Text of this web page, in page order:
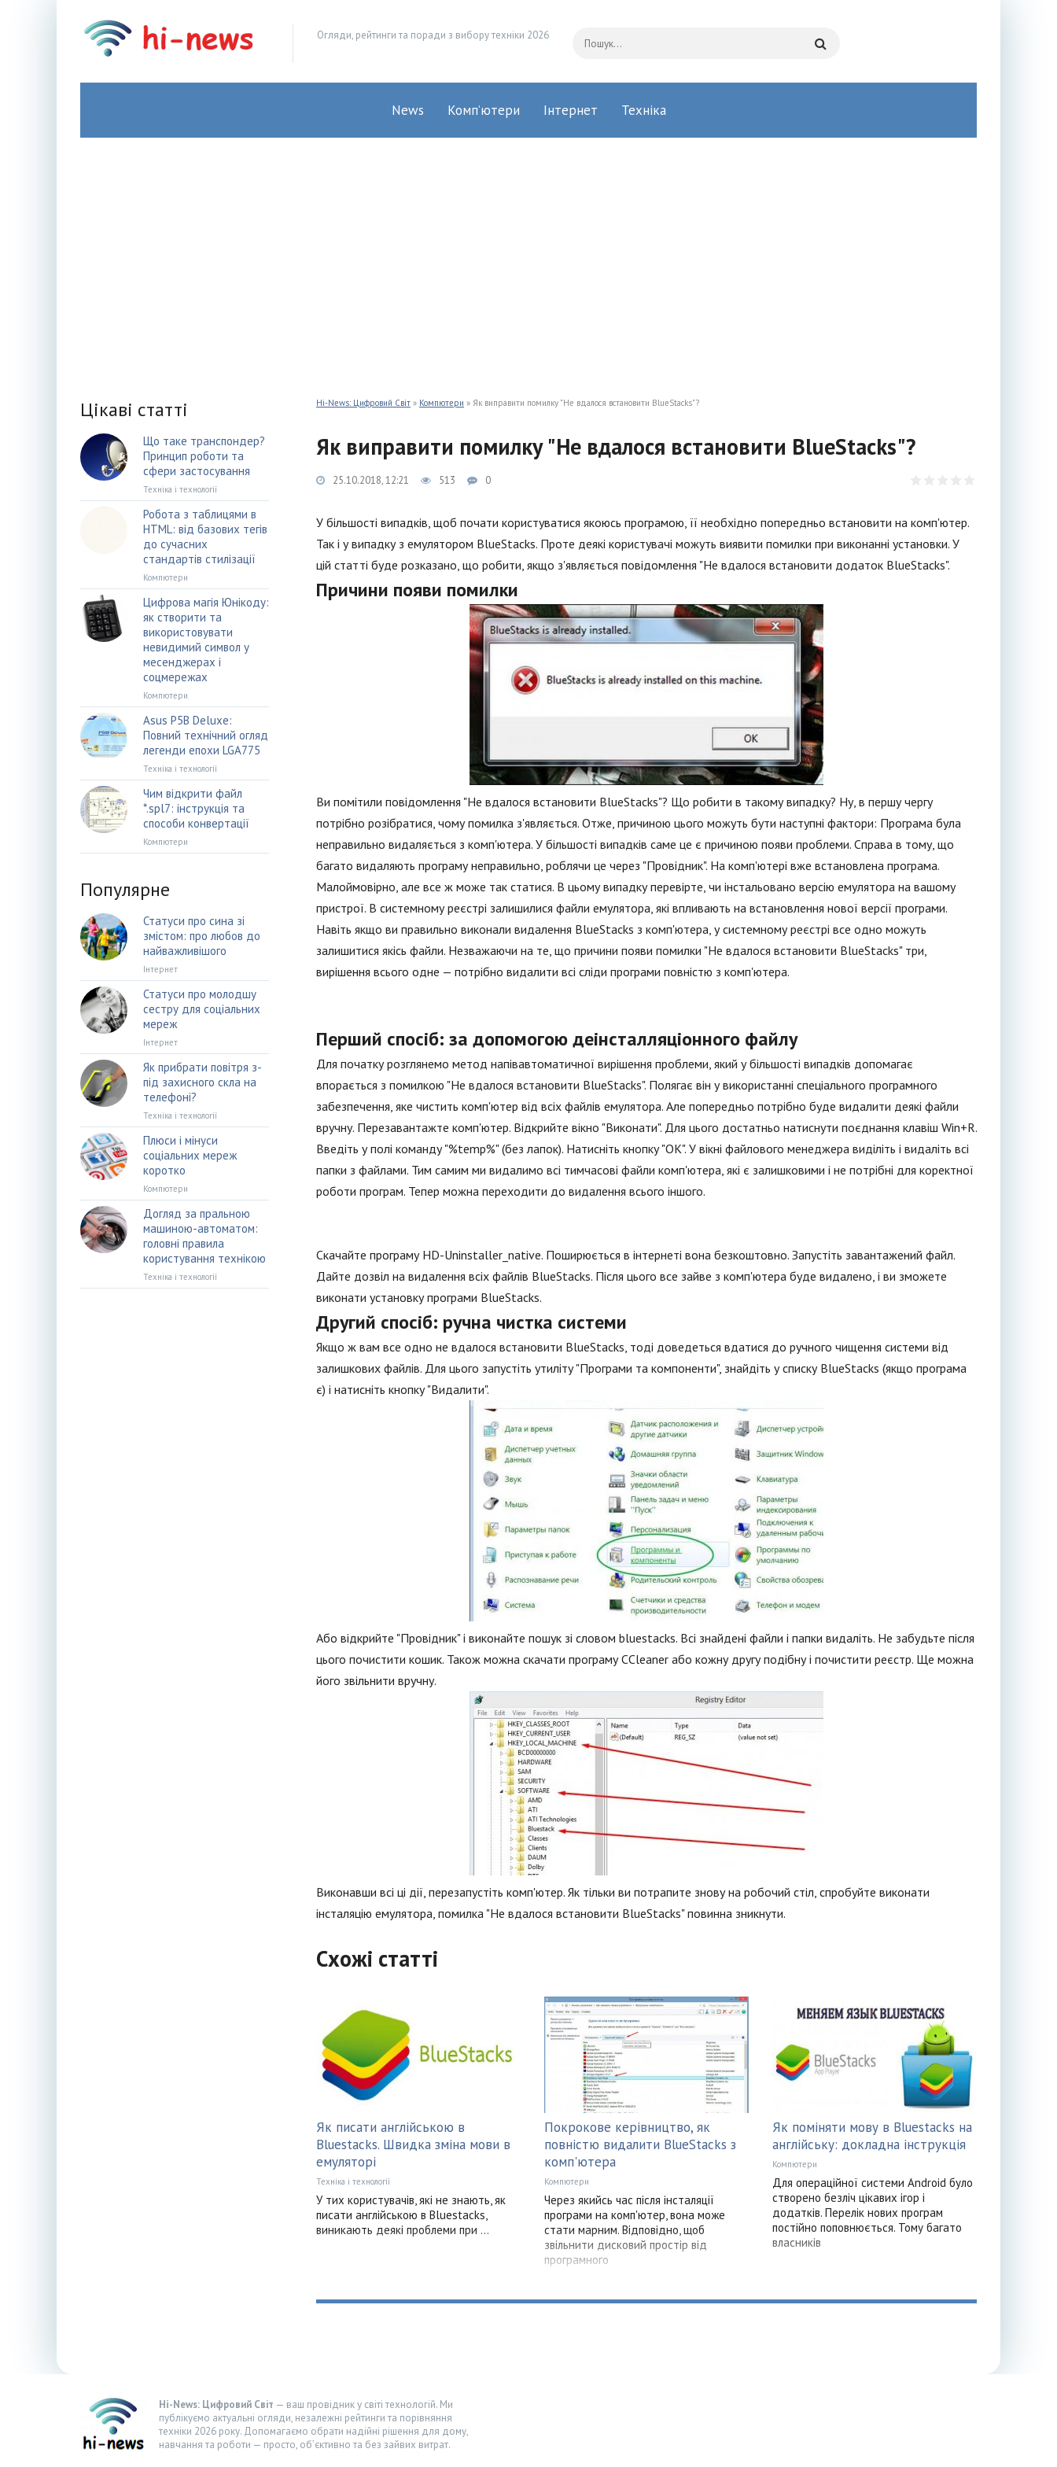
Огляди, рейтинги та поради з вибору техніки 2026
News Комп’ютери Інтернет Техніка
Hi-News: Цифровий Світ » Компютери » Як виправити помилку "Не вдалося встановити BlueStacks"?
Як виправити помилку "Не вдалося встановити BlueStacks"?
25.10.2018, 12:21 513 0
У більшості випадків, щоб почати користуватися якоюсь програмою, її необхідно попередньо встановити на комп'ютер.
Так і у випадку з емулятором BlueStacks. Проте деякі користувачі можуть виявити помилки при виконанні установки. У
цій статті буде розказано, що робити, якщо з'являється повідомлення "Не вдалося встановити додаток BlueStacks".
Причини появи помилки
Ви помітили повідомлення "Не вдалося встановити BlueStacks"? Що робити в такому випадку? Ну, в першу чергу
потрібно розібратися, чому помилка з'являється. Отже, причиною цього можуть бути наступні фактори: Програма була
неправильно видаляється з комп'ютера. У більшості випадків саме це є причиною появи проблеми. Справа в тому, що
багато видаляють програму неправильно, роблячи це через "Провідник". На комп'ютері вже встановлена програма.
Малоймовірно, але все ж може так статися. В цьому випадку перевірте, чи інстальовано версію емулятора на вашому
пристрої. В системному реєстрі залишилися файли емулятора, які впливають на встановлення нової версії програми.
Навіть якщо ви правильно виконали видалення BlueStacks з комп'ютера, у системному реєстрі все одно можуть
залишитися якісь файли. Незважаючи на те, що причини появи помилки "Не вдалося встановити BlueStacks" три,
вирішення всього одне — потрібно видалити всі сліди програми повністю з комп'ютера.
Перший спосіб: за допомогою деінсталляціонного файлу
Для початку розглянемо метод напівавтоматичної вирішення проблеми, який у більшості випадків допомагає
впорається з помилкою "Не вдалося встановити BlueStacks". Полягає він у використанні спеціального програмного
забезпечення, яке чистить комп'ютер від всіх файлів емулятора. Але попередньо потрібно буде видалити деякі файли
вручну. Перезавантажте комп'ютер. Відкрийте вікно "Виконати". Для цього достатньо натиснути поєднання клавіш Win+R.
Введіть у полі команду "%temp%" (без лапок). Натисніть кнопку "ОК". У вікні файлового менеджера виділіть і видаліть всі
папки з файлами. Тим самим ми видалимо всі тимчасові файли комп'ютера, які є залишковими і не потрібні для коректної
роботи програм. Тепер можна переходити до видалення всього іншого.
Скачайте програму HD-Uninstaller_native. Поширюється в інтернеті вона безкоштовно. Запустіть завантажений файл.
Дайте дозвіл на видалення всіх файлів BlueStacks. Після цього все зайве з комп'ютера буде видалено, і ви зможете
виконати установку програми BlueStacks.
Другий спосіб: ручна чистка системи
Якщо ж вам все одно не вдалося встановити BlueStacks, тоді доведеться вдатися до ручного чищення системи від
залишкових файлів. Для цього запустіть утиліту "Програми та компоненти", знайдіть у списку BlueStacks (якщо програма
є) і натисніть кнопку "Видалити".
Або відкрийте "Провідник" і виконайте пошук зі словом bluestacks. Всі знайдені файли і папки видаліть. Не забудьте після
цього почистити кошик. Також можна скачати програму CCleaner або кожну другу подібну і почистити реєстр. Ще можна
його звільнити вручну.
Виконавши всі ці дії, перезапустіть комп'ютер. Як тільки ви потрапите знову на робочий стіл, спробуйте виконати
інсталяцію емулятора, помилка "Не вдалося встановити BlueStacks" повинна зникнути.
Схожі статті
Як писати англійською в
Bluestacks. Швидка зміна мови в
емуляторі
Техніка і технології
У тих користувачів, які не знають, як
писати англійською в Bluestacks,
виникають деякі проблеми при ...
Покрокове керівництво, як
повністю видалити BlueStacks з
комп'ютера
Компютери
Через якийсь час після інсталяції
програми на комп'ютер, вона може
стати марним. Відповідно, щоб
звільнити дисковий простір від
програмного
Як поміняти мову в Bluestacks на
англійську: докладна інструкція
Компютери
Для операційної системи Android було
створено безліч цікавих ігор і
додатків. Перелік нових програм
постійно поповнюється. Тому багато
власників
Цікаві статті
Що таке транспондер?
Принцип роботи та
сфери застосування
Техніка і технології
Робота з таблицями в
HTML: від базових тегів
до сучасних
стандартів стилізації
Компютери
Цифрова магія Юнікоду:
як створити та
використовувати
невидимий символ у
месенджерах і
соцмережах
Компютери
Asus P5B Deluxe:
Повний технічний огляд
легенди епохи LGA775
Техніка і технології
Чим відкрити файл
*.spl7: інструкція та
способи конвертації
Компютери
Популярне
Статуси про сина зі
змістом: про любов до
найважливішого
Інтернет
Статуси про молодшу
сестру для соціальних
мереж
Інтернет
Як прибрати повітря з-
під захисного скла на
телефоні?
Техніка і технології
Плюси і мінуси
соціальних мереж
коротко
Компютери
Догляд за пральною
машиною-автоматом:
головні правила
користування технікою
Техніка і технології
Hi-News: Цифровий Світ — ваш провідник у світі технологій. Ми
публікуємо актуальні огляди, незалежні рейтинги та порівняння
техніки 2026 року. Допомагаємо обрати надійні рішення для дому,
навчання та роботи — просто, об’єктивно та без зайвих витрат.